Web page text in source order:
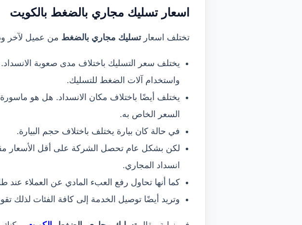
اسعار تسليك مجاري بالضغط بالكويت
تختلف اسعارتسليك مجاري بالضغط من عميل لآخر
يختلف سعر التسليك باختلاف مدى صعوبة
واستخدام آلات الضغط للتسليك.
يختلف أيضًا باختلاف مكان الانسداد. هل هو
السعر الخاص به.
في حالة كان بيارة يختلف باختلاف حجم البيارة.
لكن بشكل عام تحصل الشركة على أقل الأسعار
انسداد المجاري.
كما أنها تحاول رفع العبء المادي عن العملاء عند
وتريد أيضًا توصيل الخدمة إلى كافة الفئات لذلك